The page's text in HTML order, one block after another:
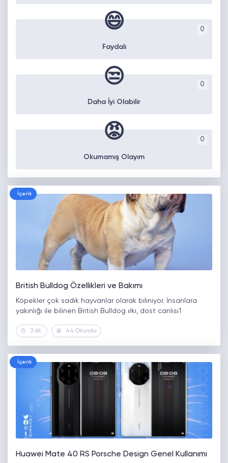
0
😄
Faydalı
0
😒
Daha İyi Olabilir
0
😡
Okumamış Olayım
İçerik
British Bulldog Özellikleri ve Bakımı
Köpekler çok sadık hayvanlar olarak biliniyor. İnsanlara
yakınlığı ile bilinen British Bulldog ırkı, dost canlısı1
3 dk. 44 Okundu
İçerik
Huawei Mate 40 RS Porsche Design Genel Kullanımı